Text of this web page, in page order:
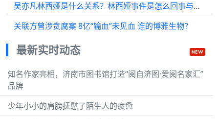
吴亦凡林西娅是什么关系？林西娅事件是怎么回事与吴亦凡有关吗
关联方曾涉贪腐案 8亿“输血”未见血 谁的博雅生物？
最新实时动态
知名作家亮相，济南市图书馆打造“阅自济图·爱阅名家汇”
品牌
少年小小的肩膀抚慰了陌生人的疲惫